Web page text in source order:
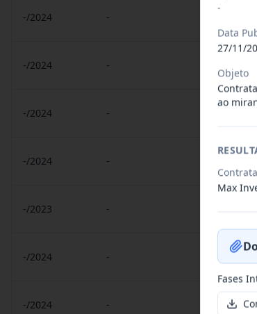
-/2024 - Contrato
-/2024 -
-/2024 - Contrato
-/2024 -
-/2023 -
-/2024 - Contrato
-/2024 - Contrato
-
Data
27/11/
Objeto
ao
Max
Fases